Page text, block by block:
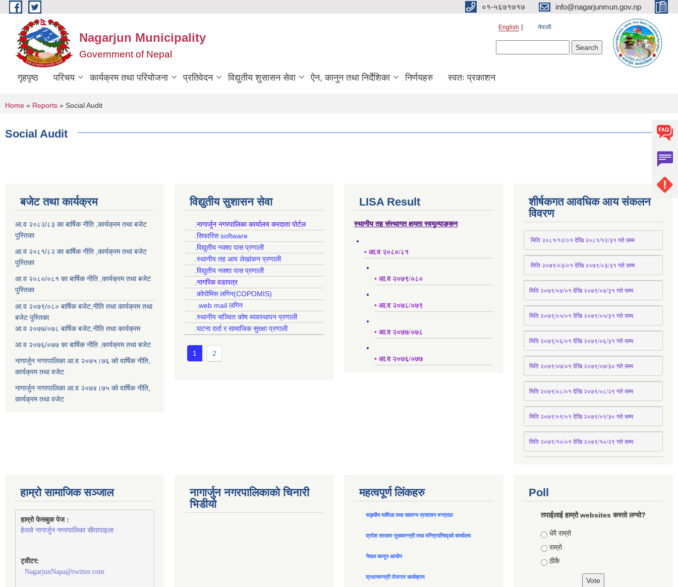
Skip to main content ०१-५६७१७१७ info@nagarjunmun.gov.np
Nagarjun Municipality
Government of Nepal
English नेपाली
गृहपृष्ठ परिचय कार्यक्रम तथा परियोजना प्रतिवेदन विद्युतीय शुसासन सेवा ऐन, कानुन तथा निर्देशिका निर्णयहरु स्वतः प्रकाशन
You are here
Home » Reports » Social Audit
Social Audit
बजेट तथा कार्यक्रम
आ.व २०८२/८३ का बार्षिक नीति ,कार्यक्रम तथा बजेट
पुस्तिका
आ.व २०८१/८२ का बार्षिक नीति ,कार्यक्रम तथा बजेट
पुस्तिका
आ.व २०८०/०८१ का बार्षिक नीति ,कार्यक्रम तथा बजेट
पुस्तिका
आ.व २०७९/०८० बार्षिक बजेट,नीति तथा कार्यक्रम तथा
बजेट पुस्तिका
आ.व २०७७/०७८ बार्षिक बजेट,नीति तथा कार्यक्रम
आ.व २०७६/०७७ का बार्षिक नीति ,कार्यक्रम तथा बजेट
नागार्जुन नगरपालिका आ.व २०७५।७६ को वार्षिक नीति,
कार्यक्रम तथा वजेट
नागार्जुन नगरपालिका आ.व २०७४।७५ को वार्षिक नीति,
कार्यक्रम तथा वजेट
विद्युतीय सुशासन सेवा
.नागार्जुन नगरपालिका कार्यालय करदाता पोर्टल
.सिफारिस software
.विद्युतीय नक्शा पास प्रणाली
.स्थानीय तह आय लेखांकन प्रणाली
.विद्युतीय नक्शा पास प्रणाली
.नागरिक वडापत्र
.कोपोमिस लगिन(COPOMIS)
.web mail लगिन
.स्थानीय सञ्चित कोष ब्यवस्थापन प्रणाली
.घटना दर्ता र सामाजिक सुरक्षा प्रणाली
1 2
LISA Result
स्थानीय तह संस्थागत क्षमता स्वमूल्याङ्कन
• आ.व २०८०/८१
• आ.व २०७९/०८०
• आ.व २०७८/०७९
• आ.व २०७७/०७८
• आ.व २०७६/०७७
शीर्षकगत आवधिक आय संकलन
विवरण
मिति २०८१/१२/०१ देखि २०८१/१२/३१ गते सम्म
मिति २०७९/०३/०१ देखि २०७९/०३/३१ गते सम्म
मिति २०७९/०४/०१ देखि २०७९/०४/३१ गते सम्म
मिति २०७९्/०५/०१ देखि २०७९/०५/३१ गते सम्म
मिति २०७९्/०६/०१ देखि २०७९/०६/३१ गते सम्म
मिति २०७९/०७/०१ देखि २०७९/०७/३० गते सम्म
मिति २०७९/०८/०१ देखि २०७९/०८/२९ गते सम्म
मिति २०७९/०९/०१ देखि २०७९/०९/३० गते सम्म
मिति २०७९/१०/०१ देखि २०७९/१०/२९ गते सम्म
हाम्रो सामाजिक सञ्जाल
हाम्रो फेसबुक पेज :
हेल्लो नागार्जुन नगरपालिका सीतापाइला
ट्वीटर:
NagarjunNapa@twitter.com
नागार्जुन नगरपालिकाको चिनारी
भिडीयो
महत्वपूर्ण लिंकहरु
सङ्घीय मामिला तथा सामान्य प्रशासन मन्त्राल
प्रदेश सरकार मुख्यमन्त्री तथा मन्त्रिपरिषद्को कार्यालय
नेपाल कानून आयोग
प्रधानमन्त्री रोजगार कार्यक्रम
Poll
तपाईलाई हाम्रो websites कस्तो लग्यो?
Choices
धेरै राम्रो
राम्रो
ठीकै